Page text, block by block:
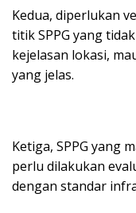
Kedua, diperlukan
titik SPPG yang
kejelasan lokasi,
yang jelas.
Ketiga, SPPG yang
perlu dilakukan
dengan standar